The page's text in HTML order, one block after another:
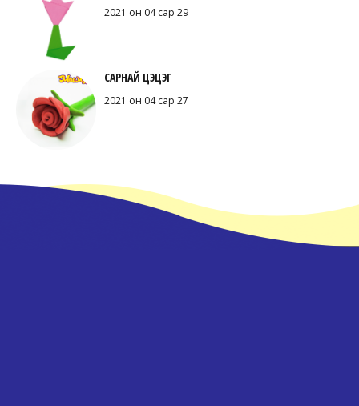
2021 он 04 сар 29
САРНАЙ ЦЭЦЭГ
2021 он 04 сар 27